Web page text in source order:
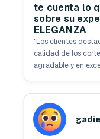
te cuenta lo
sobre su
ELEGANZA
"Los clientes
calidad de los
agradable y en